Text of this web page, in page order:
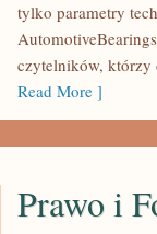
tylko parametry
czytelników, którzy
Read More ]
Prawo i